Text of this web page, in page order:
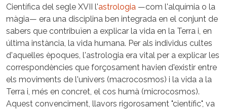
Científica del segle XVII l'astrologia —com l'alquímia o la
màgia— era una disciplina ben integrada en el conjunt de
sabers que contribuïen a explicar la vida en la Terra i, en
última instància, la vida humana. Per als individus cultes
d'aquelles èpoques, l'astrologia era vital per a explicar les
correspondències que forçosament havien d'existir entre
els moviments de l'univers (macrocosmos) i la vida a la
Terra i, més en concret, el cos humà (microcosmos).
Aquest convenciment, llavors rigorosament "científic", va